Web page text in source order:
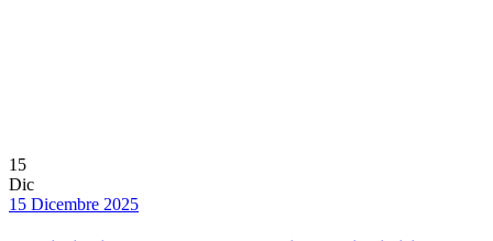
15
Dic
Date
15 Dicembre 2025